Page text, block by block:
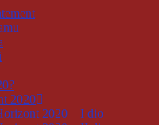
2020
2020 – I dio